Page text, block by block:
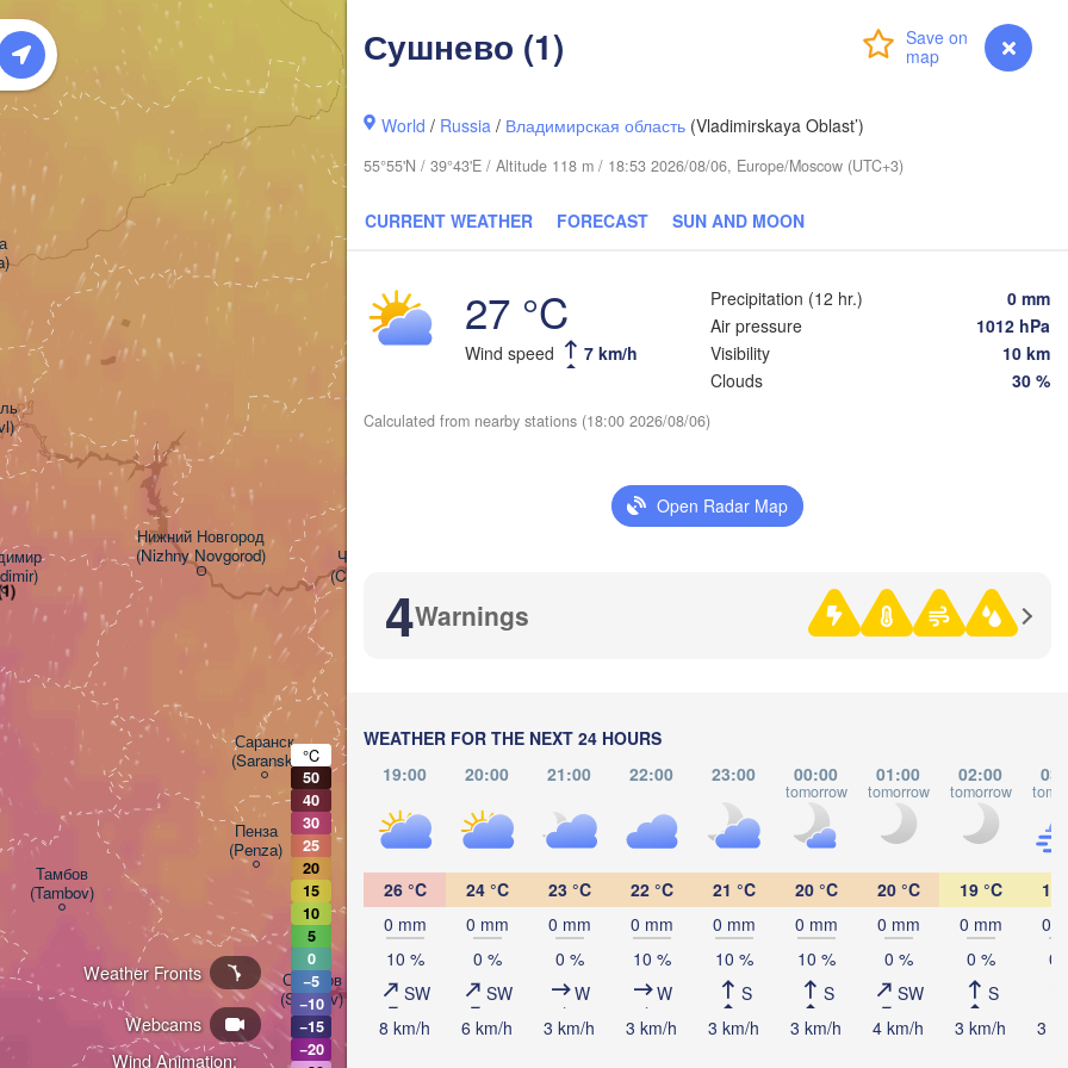
myVentusky Forecast
Сушнево (1)
World / Russia / Владимирская область (Vladimirskaya Oblast’)
55°55'N / 39°43'E / Altitude 118 m / 18:53 2026/08/06, Europe/Moscow (UTC+3)
CURRENT WEATHER FORECAST SUN AND MOON
27 °C
Wind speed 7 km/h
Precipitation (12 hr.)
0 mm
Air pressure
1012 hPa
Visibility
10 km
Clouds
30 %
Calculated from nearby stations (18:00 2026/08/06)
Open Radar Map
4Warnings
WEATHER FOR THE NEXT 24 HOURS
19:00
20:00 21:00 22:00 23:00 00:00
tomorrow
01:00
tomorrow
02:00
tomorrow
26 °C
0 mm
10 %
SW
8 km/h
24 °C
0 mm
0 %
SW
6 km/h
23 °C
0 mm
0 %
W
3 km/h
22 °C
0 mm
10 %
W
3 km/h
21 °C
0 mm
10 %
S
3 km/h
20 °C
0 mm
10 %
S
3 km/h
20 °C
0 mm
0 %
SW
4 km/h
19 °C
0 mm
0 %
S
3 km/h
19
0
0
3
Wind Animation:
Webcams
Weather Fronts
Нижний Новгород
(Nizhny Novgorod)
Тамбов
(Tambov)
(Kazan)
Ижевск
(Izhevsk)
Киров
(Kirov)
Чебоксары
(Cheboksary)
Самара
(Samara)
Саратов
(Saratov)
Оренбург
(Orenburg)
Ульяновск
(Ul'yanovsk)
Пенза
(Penza)
Балаково
(Balakovo)
Стерлитамак
(Sterlitamak)
Саранск
(Saransk)
Орал
(Oral)
Орск
(Orsk)
Магнитогорск
(Magnitogorsk)
°C
50
40
30
25
20
15
10
5
0
−5
−10
−15
−20